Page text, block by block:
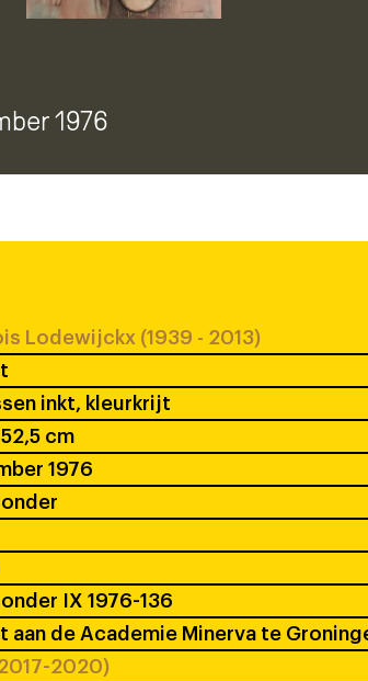
1976
Lodewijckx (1939 - 2013)
inkt, kleurkrijt
cm
1976
IX 1976-136
aan de Academie Minerva te
2020)